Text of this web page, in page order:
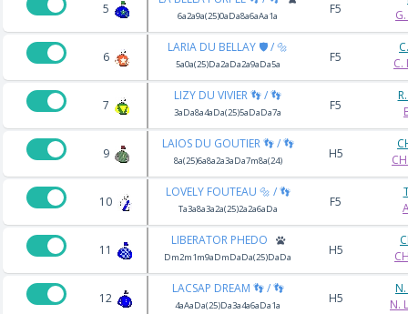
5 6a2a9a(25)0aDa8a6aAa1a F5
6
LARIA DU BELLAY 🛡️ / 🔩
5a0a(25)Da2aDa2a9aDa5a F5
C.
7
LIZY DU VIVIER 👣 / 👣
3aDa8a4aDa(25)5aDaDa7a F5
9
LAIOS DU GOUTIER 👣 / 👣
8a(25)6a8a2a3aDa7m8a(24) H5
10
LOVELY FOUTEAU 🔩 / 👣
Ta3a8a3a2a(25)2a2a6aDa F5
11
LIBERATOR PHEDO
Dm2m1m9aDmDaDa(25)DaDa H5
12
LACSAP DREAM 👣 / 👣
4aAaDa(25)Da3a4a6aDa1a H5
N.
N.